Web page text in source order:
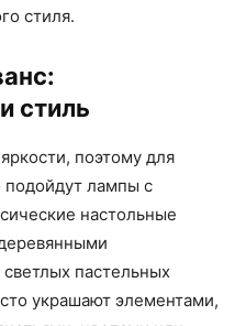
стиля.
стиль
поэтому для
подойдут лампы с
настольные
пастельных
украшают элементами,